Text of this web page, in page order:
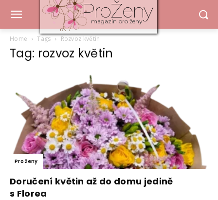
ProŽeny
magazín pro ženy
Home Tags Rozvoz květin
Tag: rozvoz květin
Pro ženy
Doručení květin až do domu jedině
s Florea